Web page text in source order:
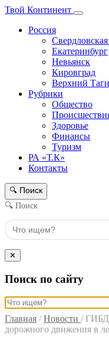
Твой Континент
Россия
Свердловская
Екатеринбург
Невьянск
Кировград
Верхний
Рубрики
Общество
Здоровье
Финансы
Туризм
РА «Т.К»
Контакты
🔍 Поиск
🔍 Поиск
✕
Поиск по сайту
Главная / Новости /
дорожного движения в